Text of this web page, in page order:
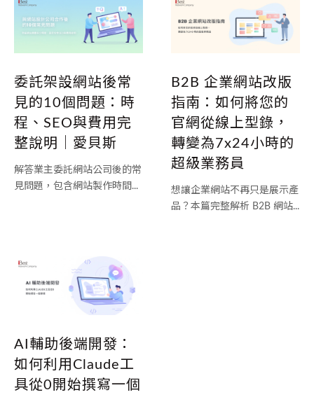
委託架設網站後常
見的10個問題：時
程、SEO與費用完
整說明｜愛貝斯
解答業主委託網站公司後的常
見問題，包含網站製作時間...
B2B 企業網站改版
指南：如何將您的
官網從線上型錄，
轉變為7x24小時的
超級業務員
想讓企業網站不再只是展示產
品？本篇完整解析 B2B 網站...
AI輔助後端開發：
如何利用Claude工
具從0開始撰寫一個